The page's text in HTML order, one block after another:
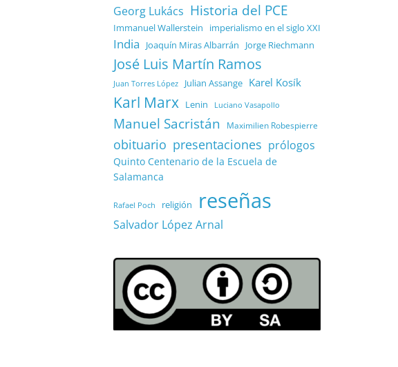
Georg Lukács Historia del PCE
Immanuel Wallerstein imperialismo en el siglo XXI
India Joaquín Miras Albarrán Jorge Riechmann
José Luis Martín Ramos
Juan Torres López Julian Assange Karel Kosík
Karl Marx Lenin Luciano Vasapollo
Manuel Sacristán Maximilien Robespierre
obituario presentaciones prólogos
Quinto Centenario de la Escuela de
Salamanca
Rafael Poch religión reseñas
Salvador López Arnal